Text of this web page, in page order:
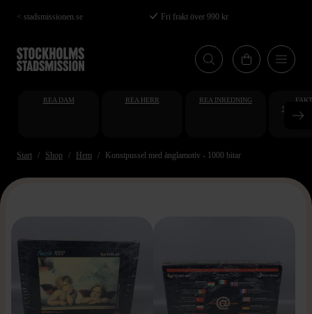
Hoppa
till
huvudinnehåll
< stadsmissionen.se Fri frakt över 990 kr
REA DAM REA HERR REA INREDNING
Start Shop Hem Konstpussel med änglamotiv - 1000 bitar